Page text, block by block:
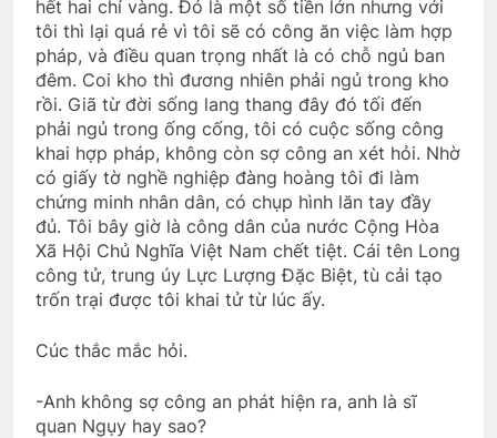
hết hai chỉ vàng. Đó là một số tiền lớn nhưng với
tôi thì lại quá rẻ vì tôi sẽ có công ăn việc làm hợp
pháp, và điều quan trọng nhất là có chỗ ngủ ban
đêm. Coi kho thì đương nhiên phải ngủ trong kho
rồi. Giã từ đời sống lang thang đây đó tối đến
phải ngủ trong ống cống, tôi có cuộc sống công
khai hợp pháp, không còn sợ công an xét hỏi. Nhờ
có giấy tờ nghề nghiệp đàng hoàng tôi đi làm
chứng minh nhân dân, có chụp hình lăn tay đầy
đủ. Tôi bây giờ là công dân của nước Cộng Hòa
Xã Hội Chủ Nghĩa Việt Nam chết tiệt. Cái tên Long
công tử, trung úy Lực Lượng Đặc Biệt, tù cải tạo
trốn trại được tôi khai tử từ lúc ấy.
Cúc thắc mắc hỏi.
-Anh không sợ công an phát hiện ra, anh là sĩ
quan Ngụy hay sao?